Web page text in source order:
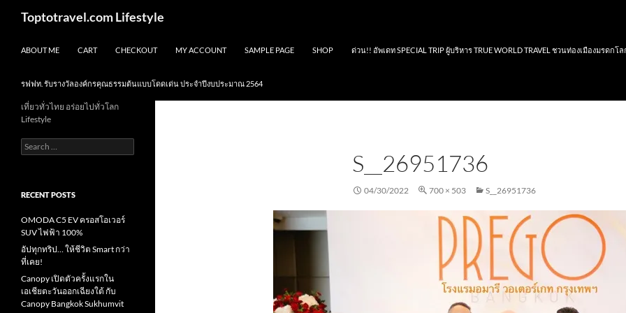
Toptotravel.com Lifestyle
ABOUT ME CART CHECKOUT MY ACCOUNT SAMPLE PAGE SHOP ด่วน!! อัพเดท SPECIAL TRIP ผู้บริหาร TRUE WORLD TRAVEL ชวนท่องเมืองมรดกโล
รฟฟท. รับรางวัลองค์กรคุณธรรมต้นแบบโดดเด่น ประจำปีงบประมาณ 2564
S__26951736
04/30/2022 700 × 503 S__26951736
เที่ยวทั่วไทย อร่อยไปทั่วโลก
Lifestyle
Search
for:
RECENT POSTS
OMODA C5 EV ครอสโอเวอร์
SUV ไฟฟ้า 100%
อัปทุกทริป… ให้ชีวิต Smart กว่า
ที่เคย!
Canopy เปิดตัวครั้งแรกใน
เอเชียตะวันออกเฉียงใต้ กับ
Canopy Bangkok Sukhumvit